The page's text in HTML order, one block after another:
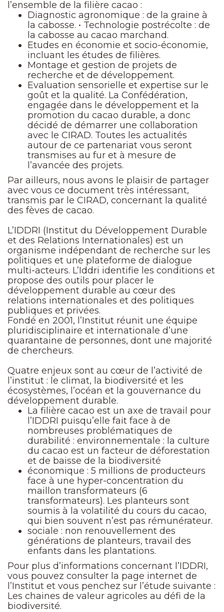
l’ensemble de la filière cacao :
Diagnostic agronomique : de la graine à
la cabosse. • Technologie postrécolte : de
la cabosse au cacao marchand.
Etudes en économie et socio-économie,
incluant les études de filières.
Montage et gestion de projets de
recherche et de développement.
Evaluation sensorielle et expertise sur le
goût et la qualité. La Confédération,
engagée dans le développement et la
promotion du cacao durable, a donc
décidé de démarrer une collaboration
avec le CIRAD. Toutes les actualités
autour de ce partenariat vous seront
transmises au fur et à mesure de
l’avancée des projets.
Par ailleurs, nous avons le plaisir de partager
avec vous ce document très intéressant,
transmis par le CIRAD, concernant la qualité
des fèves de cacao.
L’IDDRI (Institut du Développement Durable
et des Relations Internationales) est un
organisme indépendant de recherche sur les
politiques et une plateforme de dialogue
multi-acteurs. L’Iddri identifie les conditions et
propose des outils pour placer le
développement durable au cœur des
relations internationales et des politiques
publiques et privées.
Fondé en 2001, l’Institut réunit une équipe
pluridisciplinaire et internationale d’une
quarantaine de personnes, dont une majorité
de chercheurs.
Quatre enjeux sont au cœur de l’activité de
l’institut : le climat, la biodiversité et les
écosystèmes, l’océan et la gouvernance du
développement durable.
La filière cacao est un axe de travail pour
l’IDDRI puisqu’elle fait face à de
nombreuses problématiques de
durabilité : environnementale : la culture
du cacao est un facteur de déforestation
et de baisse de la biodiversité
économique : 5 millions de producteurs
face à une hyper-concentration du
maillon transformateurs (6
transformateurs). Les planteurs sont
soumis à la volatilité du cours du cacao,
qui bien souvent n’est pas rémunérateur.
sociale : non renouvellement des
générations de planteurs, travail des
enfants dans les plantations.
Pour plus d’informations concernant l’IDDRI,
vous pouvez consulter la page internet de
l’Institut et vous penchez sur l’étude suivante :
Les chaines de valeur agricoles au défi de la
biodiversité.